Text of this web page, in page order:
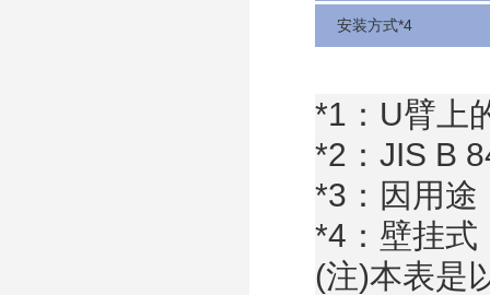
安装方式*4
*1：U臂上
*2：JIS B
*3：因用途
*4：壁挂式
(注)本表是